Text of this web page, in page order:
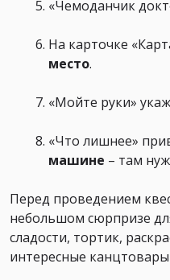
«Чемоданчик
На карточке
место.
«Мойте руки»
«Что лишнее»
машине – там
Перед проведением
небольшом сюрпризе
сладости, тортик,
интересные канцтовары